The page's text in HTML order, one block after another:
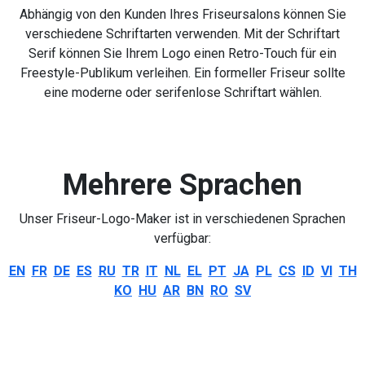
Abhängig von den Kunden Ihres Friseursalons können Sie
verschiedene Schriftarten verwenden. Mit der Schriftart
Serif können Sie Ihrem Logo einen Retro-Touch für ein
Freestyle-Publikum verleihen. Ein formeller Friseur sollte
eine moderne oder serifenlose Schriftart wählen.
Mehrere Sprachen
Unser Friseur-Logo-Maker ist in verschiedenen Sprachen
verfügbar:
EN FR DE ES RU TR IT NL EL PT JA PL CS ID VI TH
KO HU AR BN RO SV